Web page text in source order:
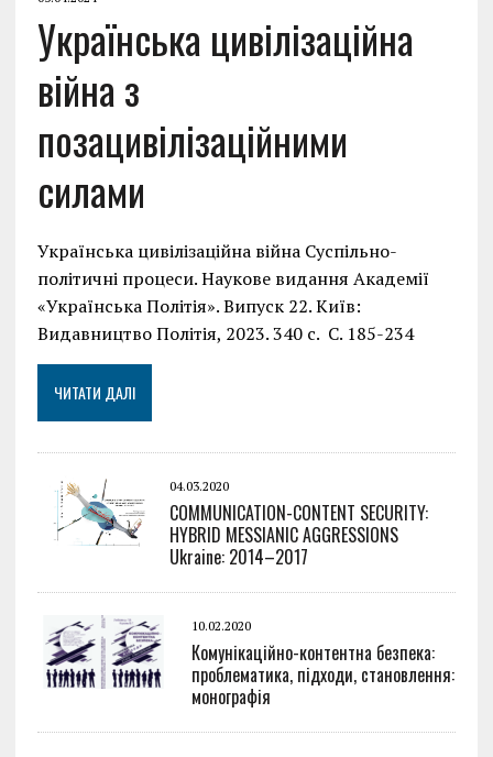
Українська цивілізаційна
війна з
позацивілізаційними
силами
Українська цивілізаційна війна Суспільно-
політичні процеси. Наукове видання Академії
«Українська Політія». Випуск 22. Київ:
Видавництво Політія, 2023. 340 с. С. 185-234
ЧИТАТИ ДАЛІ
04.03.2020
COMMUNICATION-CONTENT SECURITY:
HYBRID MESSIANIC AGGRESSIONS
Ukraine: 2014–2017
10.02.2020
Комунікаційно-контентна безпека:
проблематика, підходи, становлення:
монографія